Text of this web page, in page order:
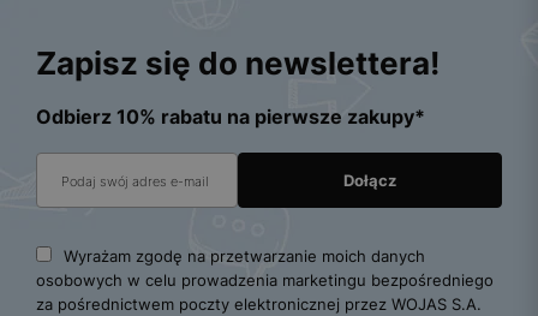
Zapisz się do newslettera!
Odbierz 10% rabatu na pierwsze zakupy*
Wyrażam zgodę na przetwarzanie moich danych
osobowych w celu prowadzenia marketingu bezpośredniego
za pośrednictwem poczty elektronicznej przez WOJAS S.A.